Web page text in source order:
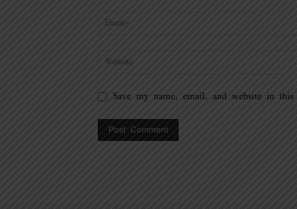
Save my name, email, and website in